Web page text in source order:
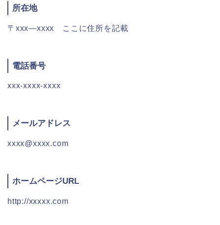
所在地
〒xxx―xxxx ここに住所を記載
電話番号
xxx-xxxx-xxxx
メールアドレス
xxxx@xxxx.com
ホームページURL
http://xxxxx.com